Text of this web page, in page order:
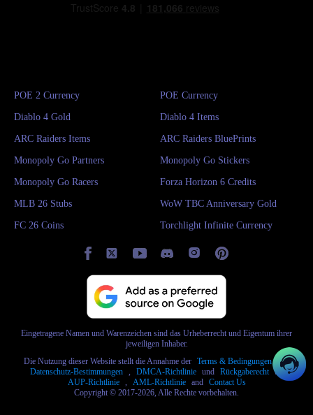
POE 2 Currency POE Currency
Diablo 4 Gold Diablo 4 Items
ARC Raiders Items ARC Raiders BluePrints
Monopoly Go Partners Monopoly Go Stickers
Monopoly Go Racers Forza Horizon 6 Credits
MLB 26 Stubs WoW TBC Anniversary Gold
FC 26 Coins Torchlight Infinite Currency
Eingetragene Namen und Warenzeichen sind das Urheberrecht und Eigentum ihrer
jeweiligen Inhaber.
Die Nutzung dieser Website stellt die Annahme der Terms & Bedingungen und
Datenschutz-Bestimmungen
, DMCA-Richtlinie und Rückgaberecht und
AUP-Richtlinie
, AML-Richtlinie and Contact Us
Copyright © 2017-2026, Alle Rechte vorbehalten.